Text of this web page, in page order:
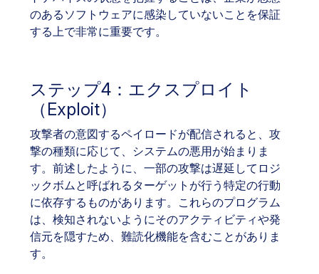
のあるソフトウェアに感染していないことを保証
する上で非常に重要です。
ステップ4：エクスプロイト
（Exploit）
攻撃者の意図するペイロードが配信されると、攻
撃の種類に応じて、システムの悪用が始まりま
す。前述したように、一部の攻撃は遅延してロジ
ックボムと呼ばれるターゲットが行う特定の行動
に依存するものがあります。これらのプログラム
は、検知されないようにそのアクティビティや発
信元を隠すため、難読化機能を含むことがありま
す。